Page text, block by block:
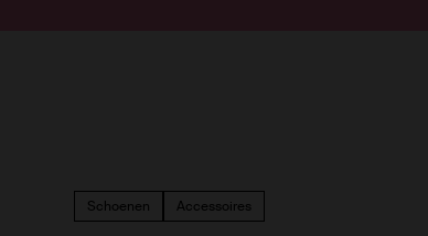
Schoenen Accessoires